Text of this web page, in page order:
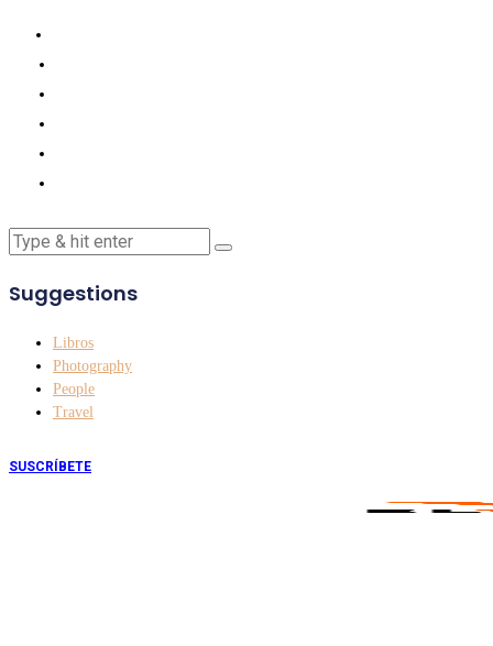
Suggestions
Libros
Photography
People
Travel
SUSCRÍBETE